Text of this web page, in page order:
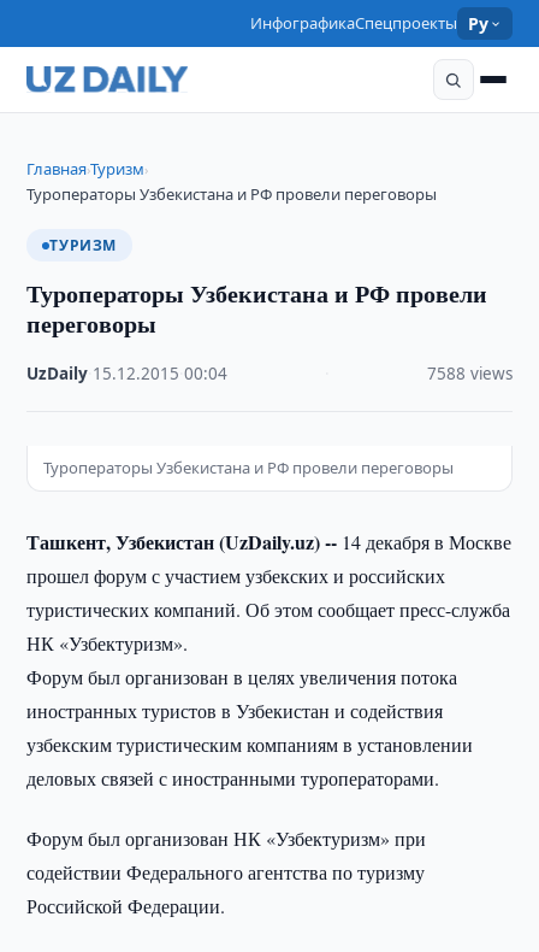
ИнфографикаСпецпроекты Ру
Главная›Туризм›
Туроператоры Узбекистана и РФ провели переговоры
ТУРИЗМ
Туроператоры Узбекистана и РФ провели
переговоры
UzDaily 15.12.2015 ·00:04 7588 views
Туроператоры Узбекистана и РФ провели переговоры
Ташкент, Узбекистан (UzDaily.uz) -- 14 декабря в Москве
прошел форум с участием узбекских и российских
туристических компаний. Об этом сообщает пресс-служба
НК «Узбектуризм».
Форум был организован в целях увеличения потока
иностранных туристов в Узбекистан и содействия
узбекским туристическим компаниям в установлении
деловых связей с иностранными туроператорами.
Форум был организован НК «Узбектуризм» при
содействии Федерального агентства по туризму
Российской Федерации.